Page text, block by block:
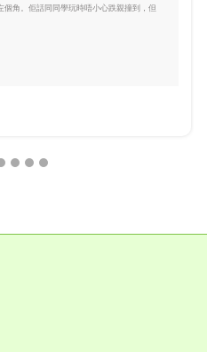
角。佢話同同學玩時唔小心跌親撞到，但